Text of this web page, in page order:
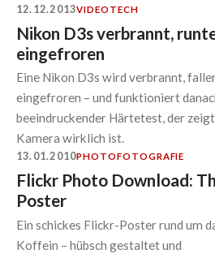
12.12.2013VIDEO TECH
Nikon D3s verbrannt,
eingefroren
Eine Nikon D3s wird verbrannt,
eingefroren – und funktioniert
beeindruckender Härtetest, der
Kamera wirklich ist.
13.01.2010PHOTOFOTOGRAFIE
Flickr Photo Download:
Poster
Ein schickes Flickr-Poster rund um
Koffein – hübsch gestaltet und